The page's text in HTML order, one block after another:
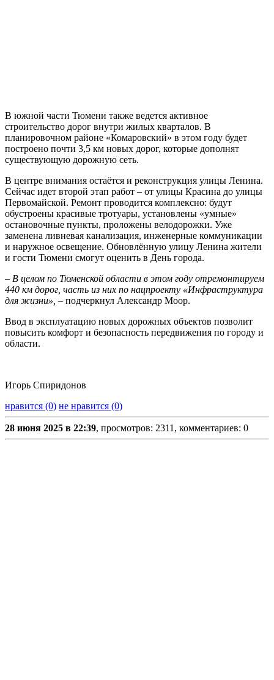
В южной части Тюмени также ведется активное
строительство дорог внутри жилых кварталов. В
планировочном районе «Комаровский» в этом году будет
построено почти 3,5 км новых дорог, которые дополнят
существующую дорожную сеть.
В центре внимания остаётся и реконструкция улицы Ленина.
Сейчас идет второй этап работ – от улицы Красина до улицы
Первомайской. Ремонт проводится комплексно: будут
обустроены красивые тротуары, установлены «умные»
остановочные пункты, проложены велодорожки. Уже
заменена ливневая канализация, инженерные коммуникации
и наружное освещение. Обновлённую улицу Ленина жители
и гости Тюмени смогут оценить в День города.
– В целом по Тюменской области в этом году отремонтируем
440 км дорог, часть из них по нацпроекту «Инфраструктура
для жизни», – подчеркнул Александр Моор.
Ввод в эксплуатацию новых дорожных объектов позволит
повысить комфорт и безопасность передвижения по городу и
области.
Игорь Спиридонов
нравится (0) не нравится (0)
28 июня 2025 в 22:39, просмотров: 2311, комментариев: 0